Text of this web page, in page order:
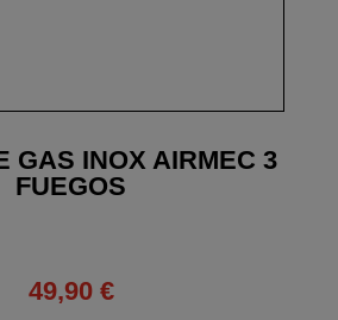
GAS INOX AIRMEC 3
FUEGOS
49,90 €